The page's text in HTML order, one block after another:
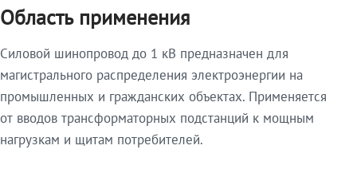
Область применения
Силовой шинопровод до 1 кВ предназначен для
магистрального распределения электроэнергии на
промышленных и гражданских объектах. Применяется
от вводов трансформаторных подстанций к мощным
нагрузкам и щитам потребителей.